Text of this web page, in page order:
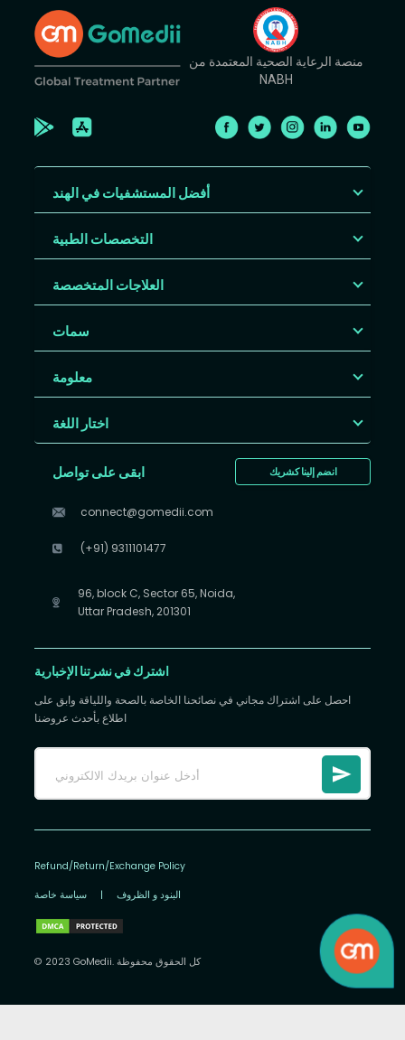
منصة الرعاية الصحية المعتمدة من
NABH
أفضل المستشفيات في الهند
التخصصات الطبية
العلاجات المتخصصة
سمات
معلومة
اختار اللغة
انضم إلينا كشريك ابقى على تواصل
connect@gomedii.com
(+91) 9311101477
96, block C, Sector 65, Noida,
Uttar Pradesh, 201301
اشترك في نشرتنا الإخبارية
احصل على اشتراك مجاني في نصائحنا الخاصة بالصحة واللياقة وابق على
اطلاع بأحدث عروضنا
Refund/Return/Exchange Policy
سياسة خاصة | البنود و الظروف
© 2023 GoMedii. كل الحقوق محفوظة